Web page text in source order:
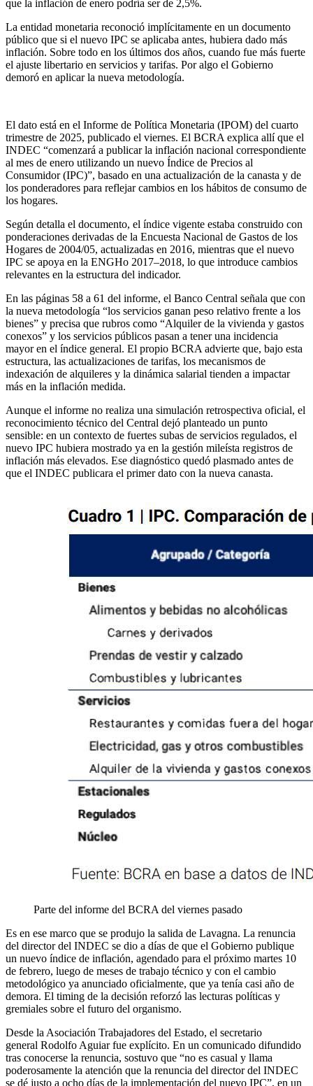
que la inflación de enero podría ser de 2,5%.
La entidad monetaria reconoció implícitamente en un documento
público que si el nuevo IPC se aplicaba antes, hubiera dado más
inflación. Sobre todo en los últimos dos años, cuando fue más fuerte
el ajuste libertario en servicios y tarifas. Por algo el Gobierno
demoró en aplicar la nueva metodología.
El dato está en el Informe de Política Monetaria (IPOM) del cuarto
trimestre de 2025, publicado el viernes. El BCRA explica allí que el
INDEC “comenzará a publicar la inflación nacional correspondiente
al mes de enero utilizando un nuevo Índice de Precios al
Consumidor (IPC)”, basado en una actualización de la canasta y de
los ponderadores para reflejar cambios en los hábitos de consumo de
los hogares.
Según detalla el documento, el índice vigente estaba construido con
ponderaciones derivadas de la Encuesta Nacional de Gastos de los
Hogares de 2004/05, actualizadas en 2016, mientras que el nuevo
IPC se apoya en la ENGHo 2017–2018, lo que introduce cambios
relevantes en la estructura del indicador.
En las páginas 58 a 61 del informe, el Banco Central señala que con
la nueva metodología “los servicios ganan peso relativo frente a los
bienes” y precisa que rubros como “Alquiler de la vivienda y gastos
conexos” y los servicios públicos pasan a tener una incidencia
mayor en el índice general. El propio BCRA advierte que, bajo esta
estructura, las actualizaciones de tarifas, los mecanismos de
indexación de alquileres y la dinámica salarial tienden a impactar
más en la inflación medida.
Aunque el informe no realiza una simulación retrospectiva oficial, el
reconocimiento técnico del Central dejó planteado un punto
sensible: en un contexto de fuertes subas de servicios regulados, el
nuevo IPC hubiera mostrado ya en la gestión mileísta registros de
inflación más elevados. Ese diagnóstico quedó plasmado antes de
que el INDEC publicara el primer dato con la nueva canasta.
Parte del informe del BCRA del viernes pasado
Es en ese marco que se produjo la salida de Lavagna. La renuncia
del director del INDEC se dio a días de que el Gobierno publique
un nuevo índice de inflación, agendado para el próximo martes 10
de febrero, luego de meses de trabajo técnico y con el cambio
metodológico ya anunciado oficialmente, que ya tenía casi año de
demora. El timing de la decisión reforzó las lecturas políticas y
gremiales sobre el futuro del organismo.
Desde la Asociación Trabajadores del Estado, el secretario
general Rodolfo Aguiar fue explícito. En un comunicado difundido
tras conocerse la renuncia, sostuvo que “no es casual y llama
poderosamente la atención que la renuncia del director del INDEC
se dé justo a ocho días de la implementación del nuevo IPC”, en un